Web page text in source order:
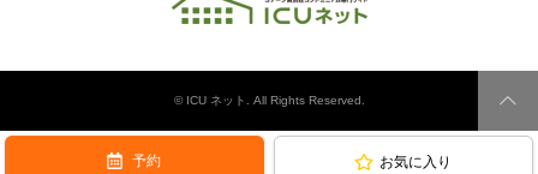
© ICU ネット . All Rights Reserved.
予約 お気に入り